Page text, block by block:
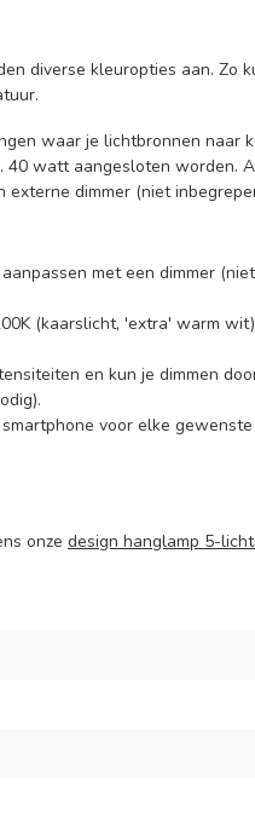
diverse kleuropties aan. Zo
waar je lichtbronnen naar
40 watt aangesloten worden.
dimmer (niet
met een dimmer (niet
(kaarslicht, 'extra' warm
en kun je dimmen
voor elke
onze design hanglamp 5-